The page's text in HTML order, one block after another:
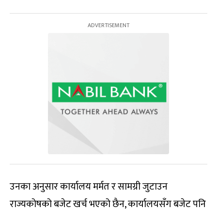
उनका अनुसार कार्यालय मर्मत र सामग्री जुटाउन
राज्यकोषको बजेट खर्च भएको छैन, कार्यालयसँग बजेट पनि